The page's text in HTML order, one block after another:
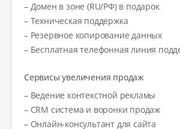
– Домен в зоне (RU/РФ) в подарок
– Техническая поддержка
– Резервное копирование данных
– Бесплатная телефонная линия
Сервисы увеличения продаж
– Ведение контекстной рекламы
– CRM система и воронки продаж
– Онлайн-консультант для сайта